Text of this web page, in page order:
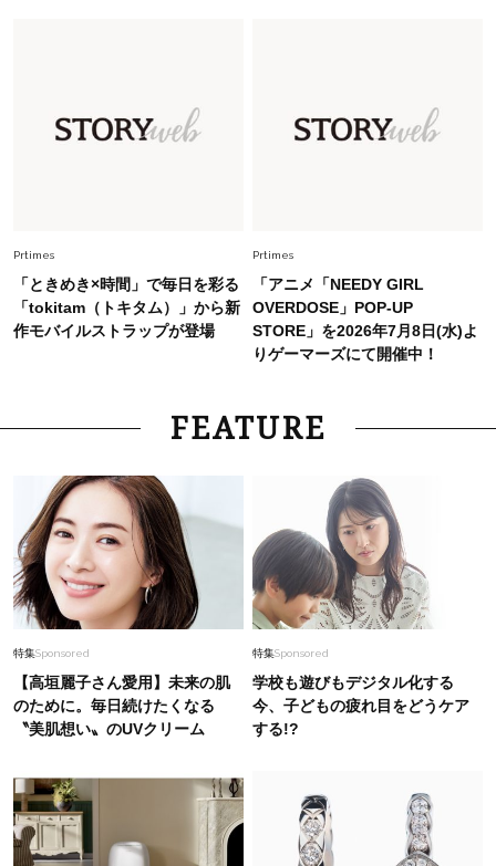
26年夏は「小ぶり」が大流行中！人と被らない
【最旬かごバッグ】6選
Prtimes
「ときめき×時間」で毎日を彩る
「tokitam（トキタム）」から新
作モバイルストラップが登場
Prtimes
「アニメ「NEEDY GIRL
OVERDOSE」POP-UP
STORE」を2026年7月8日(水)よ
りゲーマーズにて開催中！
FEATURE
特集Sponsored
【高垣麗子さん愛用】未来の肌
のために。毎日続けたくなる
〝美肌想い〟のUVクリーム
特集Sponsored
学校も遊びもデジタル化する
今、子どもの疲れ目をどうケア
する!?